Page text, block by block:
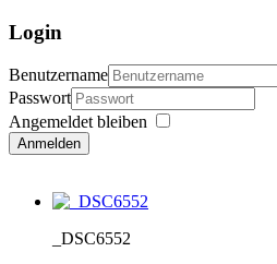
Login
Benutzername
Passwort
Angemeldet bleiben
Anmelden
_DSC6552